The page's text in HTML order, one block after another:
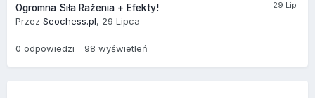
Ogromna Siła Rażenia + Efekty!
Przez Seochess.pl, 29 Lipca
0 odpowiedzi 98 wyświetleń